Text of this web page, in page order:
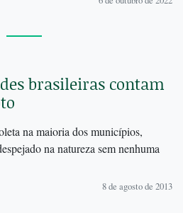
brasileiras contam
na maioria dos municípios,
na natureza sem nenhuma
8 de agosto de 2013